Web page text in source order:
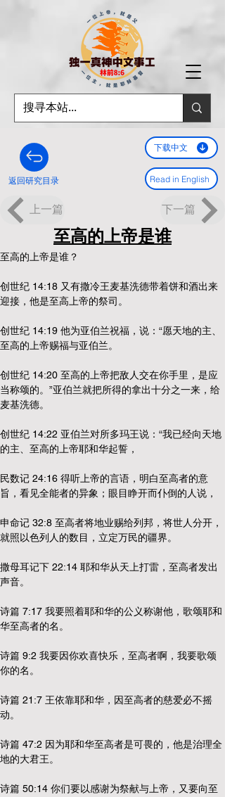
返回研究目录
上一篇
下载中文
Read in English
下一篇
至高的上帝是谁
至高的上帝是谁？
创世纪 14:18 又有撒冷王麦基洗德带着饼和酒出来
迎接，他是至高上帝的祭司。
创世纪 14:19 他为亚伯兰祝福，说：“愿天地的主、
至高的上帝赐福与亚伯兰。
创世纪 14:20 至高的上帝把敌人交在你手里，是应
当称颂的。”亚伯兰就把所得的拿出十分之一来，给
麦基洗德。
创世纪 14:22 亚伯兰对所多玛王说：“我已经向天地
的主、至高的上帝耶和华起誓，
民数记 24:16 得听上帝的言语，明白至高者的意
旨，看见全能者的异象；眼目睁开而仆倒的人说，
申命记 32:8 至高者将地业赐给列邦，将世人分开，
就照以色列人的数目，立定万民的疆界。
撒母耳记下 22:14 耶和华从天上打雷，至高者发出
声音。
诗篇 7:17 我要照着耶和华的公义称谢他，歌颂耶和
华至高者的名。
诗篇 9:2 我要因你欢喜快乐，至高者啊，我要歌颂
你的名。
诗篇 21:7 王依靠耶和华，因至高者的慈爱必不摇
动。
诗篇 47:2 因为耶和华至高者是可畏的，他是治理全
地的大君王。
诗篇 50:14 你们要以感谢为祭献与上帝，又要向至